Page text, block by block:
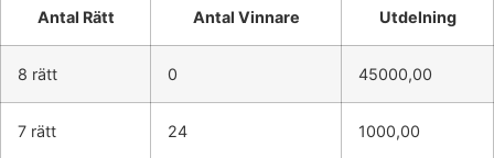
Antal Rätt Antal Vinnare Utdelning
8 rätt 0 45000,00
7 rätt 24 1000,00